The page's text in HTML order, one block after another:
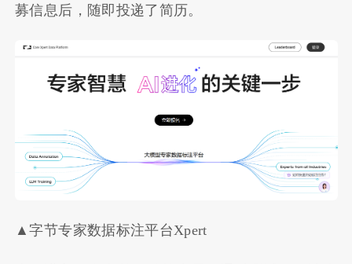
募信息后，随即投递了简历。
▲字节专家数据标注平台Xpert